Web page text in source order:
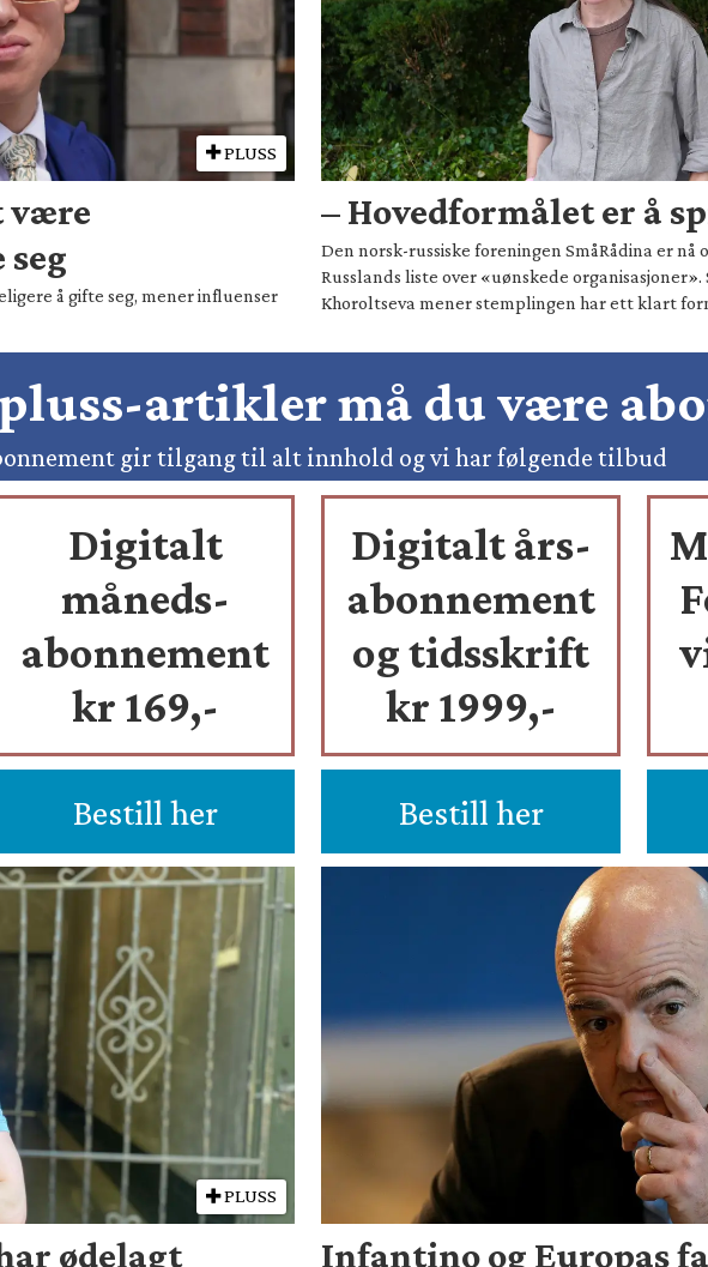
PLUSS
være
å gifte seg, mener influenser
– Hovedformålet er å
Den norsk-russiske foreningen SmåRådina er nå
Russlands liste over «uønskede
Khoroltseva mener stemplingen har ett klart
pluss-artikler må du være
gir tilgang til alt innhold og vi har følgende tilbud
Digitalt
måneds-
abonnement
kr 169,-
Bestill her
Digitalt års-
abonnement
og tidsskrift
kr 1999,-
Bestill her
PLUSS
ødelagt Infantino og Europas